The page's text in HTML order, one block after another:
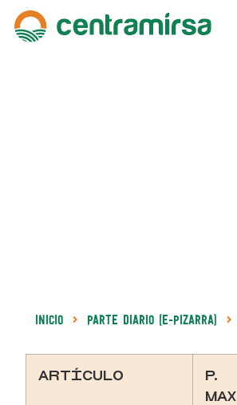
Inicio Parte Diario (e-Pizarra)
ARTÍCULO
P.
MAX